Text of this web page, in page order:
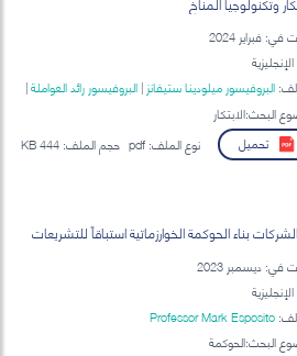
فبراير 2024
البروفيسور ميلودينا ستيفانز | البروفيسور رائد العواملة|
Professor Mark Esposito
البحث:الابتكار
تحميل
نوع الملف: حجم الملف:
بناء الحوكمة الخوارزماتية استباقاً للتشريعات
ديسمبر 2023
Professor Mark Esposito
البحث:الحوكمة